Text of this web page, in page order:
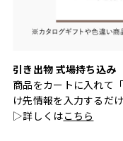
引き出物 式場持ち込み
商品をカートに入れて
け先情報を入力するだ
▷詳しくはこちら